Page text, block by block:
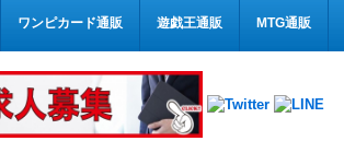
ワンピカード通販 遊戯王通販 MTG通販